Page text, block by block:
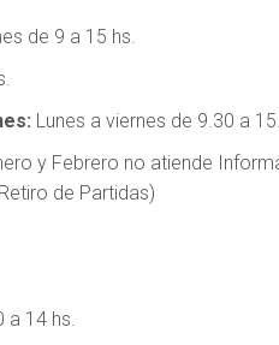
de 9 a 15 hs.
Lunes a viernes de 9.30 a
y Febrero no atiende
de Partidas)
a 14 hs.